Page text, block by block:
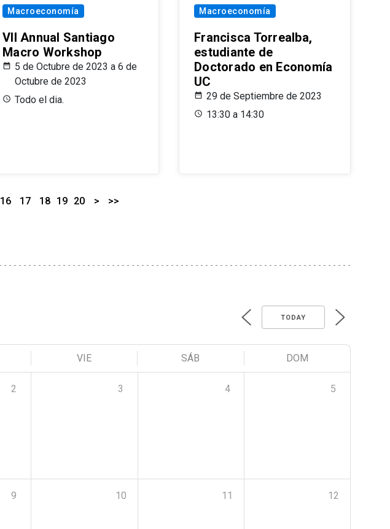
Macroeconomía
VII Annual Santiago
Macro Workshop
5 de Octubre de 2023 a 6 de
Octubre de 2023
Todo el dia.
Macroeconomía
Francisca Torrealba,
estudiante de
Doctorado en Economía
UC
29 de Septiembre de 2023
13:30 a 14:30
16 17 18 19 20 > >>
TODAY
VIE SÁB DOM
2 3 4 5
9 10 11 12